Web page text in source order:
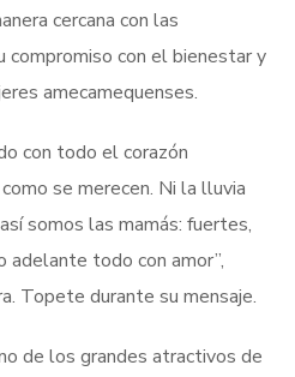
cercana con las
compromiso con el bienestar y
amecamequenses.
con todo el corazón
se merecen. Ni la lluvia
somos las mamás: fuertes,
adelante todo con amor”,
Topete durante su mensaje.
de los grandes atractivos de